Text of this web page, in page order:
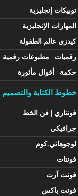
توبيكات إنجليزية
المهارات الإنجليزية
كيدزي عالم الطفولة
رقميات | مطبوعات رقمية
حكمة | أقوال مأثورة
خطوط الكتابة والتصميم
فونتاري | فن الخط
جرافيكي
لوجوهاتي.كوم
فونتات
فونت آرت
فونت باكس